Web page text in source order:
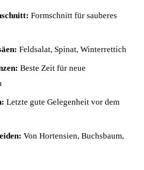
Formschnitt für sauberes
Feldsalat, Spinat, Winterrettich
Beste Zeit für neue
Letzte gute Gelegenheit vor dem
Von Hortensien, Buchsbaum,